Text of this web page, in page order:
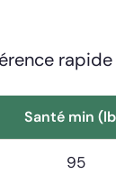
Santé min
95